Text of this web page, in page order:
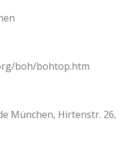
boh/bohtop.htm
München, Hirtenstr. 26,